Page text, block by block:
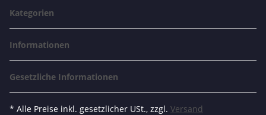
Kategorien
Informationen
Gesetzliche Informationen
* Alle Preise inkl. gesetzlicher USt., zzgl. Versand